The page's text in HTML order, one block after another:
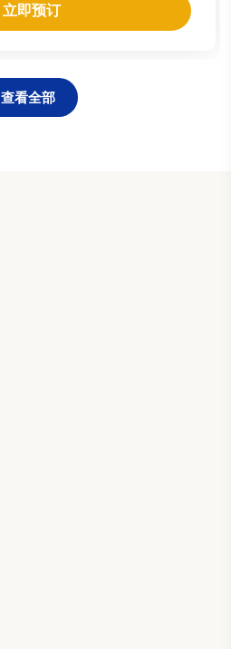
立即预订
查看全部